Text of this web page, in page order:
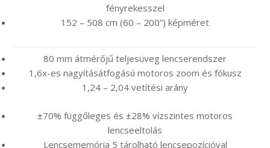
fényrekesszel
152 – 508 cm (60 – 200”) képméret
80 mm átmérőjű teljesüveg lencserendszer
1,6x-es nagyításátfogású motoros zoom és fókusz
1,24 – 2,04 vetítési arány
±70% függőleges és ±28% vízszintes motoros
lencseeltolás
Lencsememória 5 tárolható lencsepozícióval